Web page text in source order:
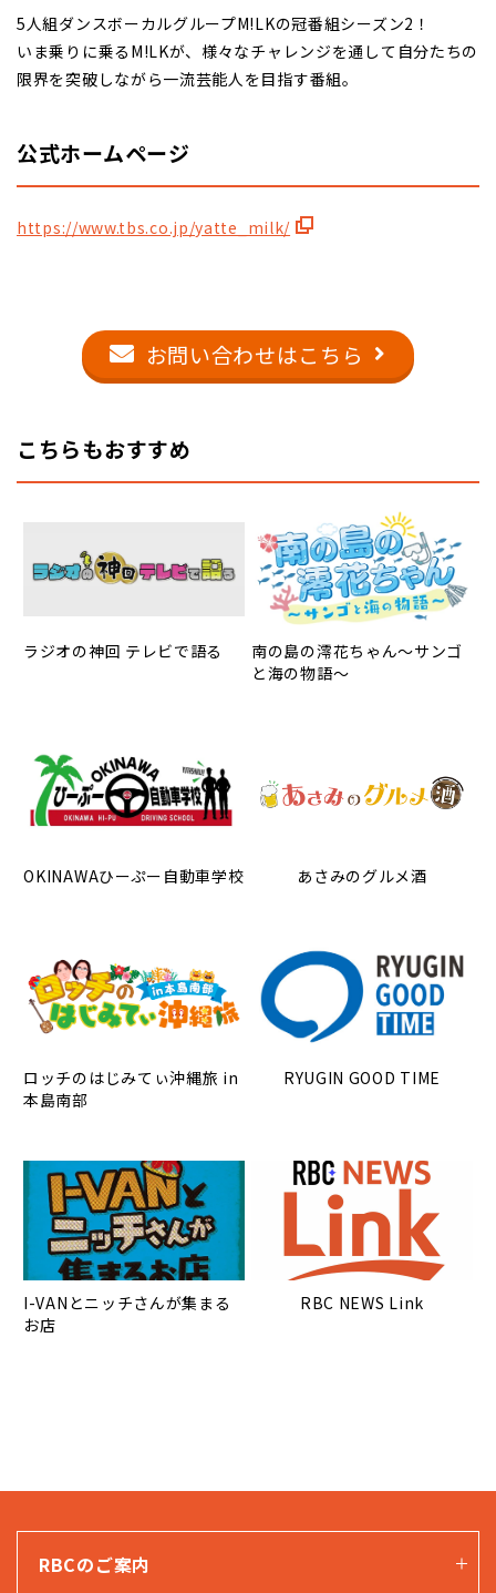
5人組ダンスボーカルグループM!LKの冠番組シーズン2！
いま乗りに乗るM!LKが、様々なチャレンジを通して自分たちの
限界を突破しながら一流芸能人を目指す番組。
公式ホームページ
https://www.tbs.co.jp/yatte_milk/
お問い合わせはこちら
こちらもおすすめ
ラジオの神回 テレビで語る
南の島の澪花ちゃん～サンゴ
と海の物語～
OKINAWAひーぷー自動車学校 あさみのグルメ酒
ロッチのはじみてぃ沖縄旅 in
本島南部
RYUGIN GOOD TIME
I-VANとニッチさんが集まる
お店
RBC NEWS Link
RBCのご案内